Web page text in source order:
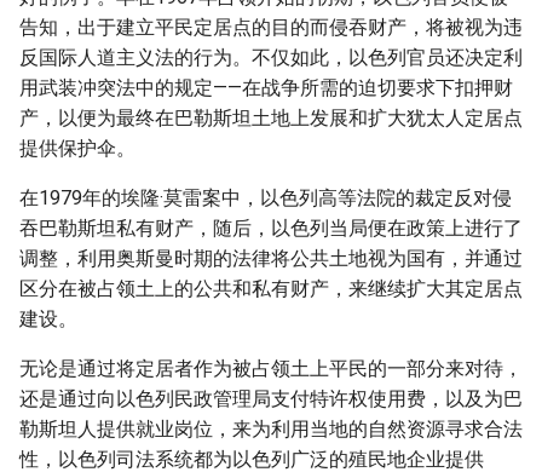
告知，出于建立平民定居点的目的而侵吞财产，将被视为违
反国际人道主义法的行为。不仅如此，以色列官员还决定利
用武装冲突法中的规定——在战争所需的迫切要求下扣押财
产，以便为最终在巴勒斯坦土地上发展和扩大犹太人定居点
提供保护伞。
在1979年的埃隆·莫雷案中，以色列高等法院的裁定反对侵
吞巴勒斯坦私有财产，随后，以色列当局便在政策上进行了
调整，利用奥斯曼时期的法律将公共土地视为国有，并通过
区分在被占领土上的公共和私有财产，来继续扩大其定居点
建设。
无论是通过将定居者作为被占领土上平民的一部分来对待，
还是通过向以色列民政管理局支付特许权使用费，以及为巴
勒斯坦人提供就业岗位，来为利用当地的自然资源寻求合法
性，以色列司法系统都为以色列广泛的殖民地企业提供